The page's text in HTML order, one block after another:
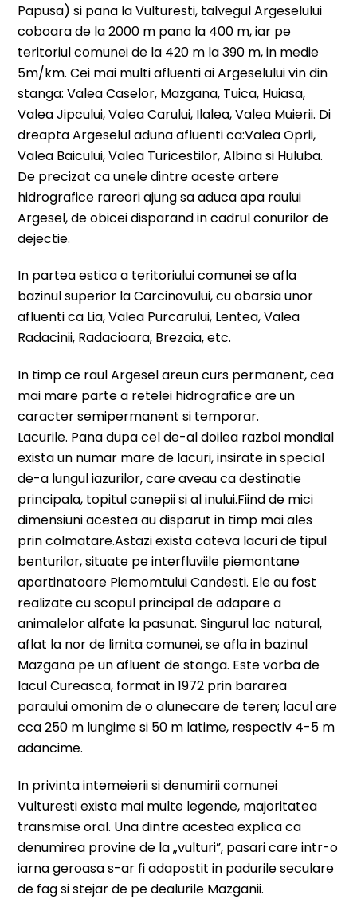
Papusa) si pana la Vulturesti, talvegul Argeselului
coboara de la 2000 m pana la 400 m, iar pe
teritoriul comunei de la 420 m la 390 m, in medie
5m/km. Cei mai multi afluenti ai Argeselului vin din
stanga: Valea Caselor, Mazgana, Tuica, Huiasa,
Valea Jipcului, Valea Carului, Ilalea, Valea Muierii. Di
dreapta Argeselul aduna afluenti ca:Valea Oprii,
Valea Baicului, Valea Turicestilor, Albina si Huluba.
De precizat ca unele dintre aceste artere
hidrografice rareori ajung sa aduca apa raului
Argesel, de obicei disparand in cadrul conurilor de
dejectie.
In partea estica a teritoriului comunei se afla
bazinul superior la Carcinovului, cu obarsia unor
afluenti ca Lia, Valea Purcarului, Lentea, Valea
Radacinii, Radacioara, Brezaia, etc.
In timp ce raul Argesel areun curs permanent, cea
mai mare parte a retelei hidrografice are un
caracter semipermanent si temporar.
Lacurile. Pana dupa cel de-al doilea razboi mondial
exista un numar mare de lacuri, insirate in special
de-a lungul iazurilor, care aveau ca destinatie
principala, topitul canepii si al inului.Fiind de mici
dimensiuni acestea au disparut in timp mai ales
prin colmatare.Astazi exista cateva lacuri de tipul
benturilor, situate pe interfluviile piemontane
apartinatoare Piemomtului Candesti. Ele au fost
realizate cu scopul principal de adapare a
animalelor alfate la pasunat. Singurul lac natural,
aflat la nor de limita comunei, se afla in bazinul
Mazgana pe un afluent de stanga. Este vorba de
lacul Cureasca, format in 1972 prin bararea
paraului omonim de o alunecare de teren; lacul are
cca 250 m lungime si 50 m latime, respectiv 4-5 m
adancime.
In privinta intemeierii si denumirii comunei
Vulturesti exista mai multe legende, majoritatea
transmise oral. Una dintre acestea explica ca
denumirea provine de la „vulturi”, pasari care intr-o
iarna geroasa s-ar fi adapostit in padurile seculare
de fag si stejar de pe dealurile Mazganii.